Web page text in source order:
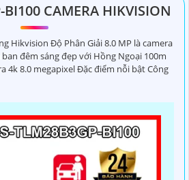
trong lĩnh vực lắp đặt camera an
của chúng tôi cam kết sẽ mang
pháp an ninh hiệu quả, đáng tin
biết đến là một trong những
giới về giải pháp an ninh video.
nghệ tiên tiến, camera Hikvision
lượng hình ảnh sắc nét mà còn
toàn cho dự án của quý vị.
việc lắp đặt camera Hikvision giá
dự án của mình, chúng tôi luôn
CAMERA HIKVISION
Hikvision Độ Phân Giải 8.0 MP là camera
đêm sáng đẹp với Hồng Ngoại 100m
4k 8.0 megapixel Đặc điểm nỗi bật Công